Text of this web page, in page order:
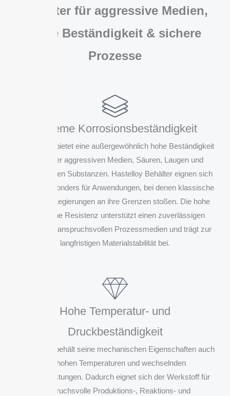
Behälter für aggressive Medien,
hohe Beständigkeit & sichere
Prozesse
Extreme Korrosionsbeständigkeit
Hastelloy® bietet eine außergewöhnlich hohe Beständigkeit
gegenüber aggressiven Medien, Säuren, Laugen und
chloridhaltigen Substanzen. Hastelloy Behälter eignen sich
deshalb besonders für Anwendungen, bei denen klassische
Edelstahl-Legierungen an ihre Grenzen stoßen. Die hohe
chemische Resistenz unterstützt einen zuverlässigen
Einsatz bei anspruchsvollen Prozessmedien und trägt zur
langfristigen Materialstabilität bei.
Hohe Temperatur- und
Druckbeständigkeit
Hastelloy® behält seine mechanischen Eigenschaften auch
bei hohen Temperaturen und wechselnden
Druckbelastungen. Dadurch eignet sich der Werkstoff für
anspruchsvolle Produktions-, Reaktions- und